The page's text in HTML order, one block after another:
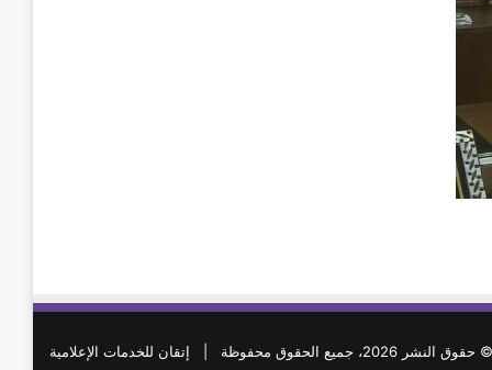
© حقوق النشر 2026، جميع الحقوق محفوظة | إتقان للخدمات الإعلامية